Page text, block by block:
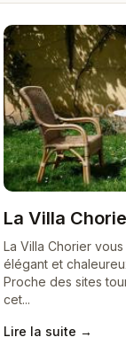
La Villa
La Villa Chorier
élégant et
Proche des sites
cet...
Lire la suite →